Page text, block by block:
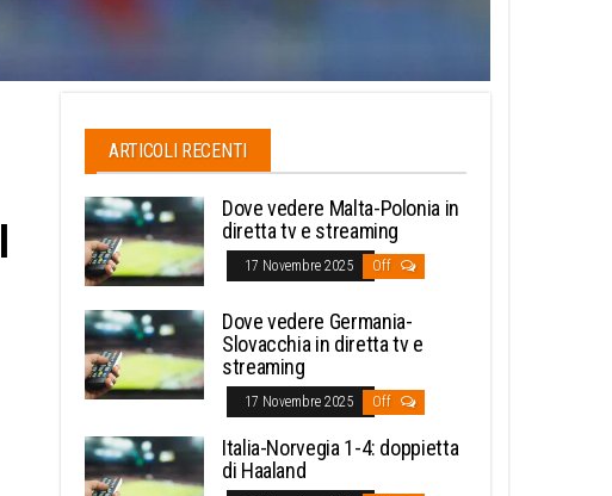
ARTICOLI RECENTI
Dove vedere Malta-Polonia in
diretta tv e streaming
17 Novembre 2025 Off
Dove vedere Germania-
Slovacchia in diretta tv e
streaming
17 Novembre 2025 Off
Italia-Norvegia 1-4: doppietta
di Haaland